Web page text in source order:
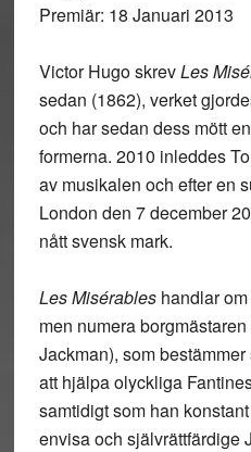
Premiär: 18 Januari 2013
Victor Hugo skrevLes
sedan (1862), verket
och har sedan dess mött
formerna. 2010 inleddes
av musikalen och efter en
London den 7 december
nått svensk mark.
Les Misérableshandlar om
men numera
Jackman), som
att hjälpa olyckliga
samtidigt som han
envisa och självrättfärdige